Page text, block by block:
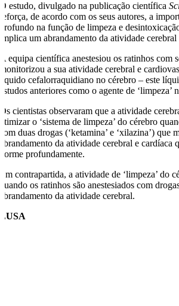
O estudo, divulgado na publicação científica
reforça, de acordo com os seus autores, a
profundo na função de limpeza e
implica um abrandamento da atividade
A equipa científica anestesiou os ratinhos com
monitorizou a sua atividade cerebral e
líquido cefalorraquidiano no cérebro – este
estudos anteriores como o agente de ‘limpeza’
Os cientistas observaram que a atividade
otimizar o ‘sistema de limpeza’ do cérebro
com duas drogas (‘ketamina’ e ‘xilazina’) que
abrandamento da atividade cerebral e cardíaca
dorme profundamente.
Em contrapartida, a atividade de ‘limpeza’ do
quando os ratinhos são anestesiados com
abrandamento da atividade cerebral.
LUSA